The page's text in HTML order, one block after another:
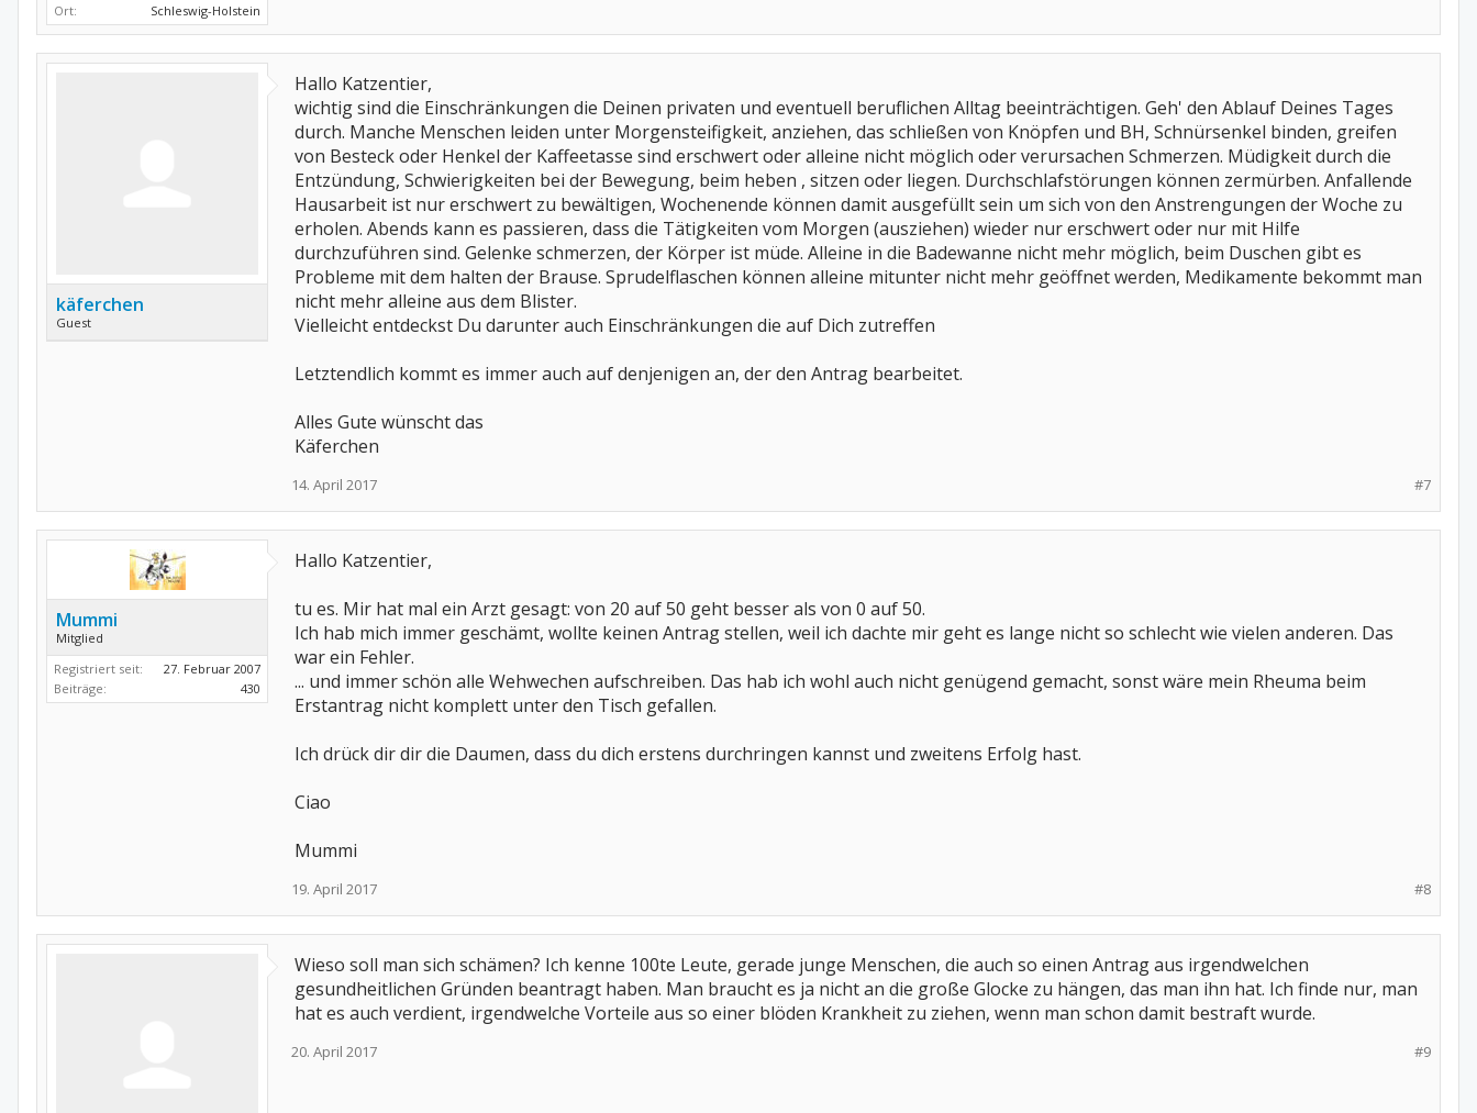
Ort:
Schleswig-Holstein
käferchen
Guest
Hallo Katzentier,
wichtig sind die Einschränkungen die Deinen privaten und eventuell beruflichen Alltag beeinträchtigen. Geh' den Ablauf Deines Tages
durch. Manche Menschen leiden unter Morgensteifigkeit, anziehen, das schließen von Knöpfen und BH, Schnürsenkel binden, greifen
von Besteck oder Henkel der Kaffeetasse sind erschwert oder alleine nicht möglich oder verursachen Schmerzen. Müdigkeit durch die
Entzündung, Schwierigkeiten bei der Bewegung, beim heben , sitzen oder liegen. Durchschlafstörungen können zermürben. Anfallende
Hausarbeit ist nur erschwert zu bewältigen, Wochenende können damit ausgefüllt sein um sich von den Anstrengungen der Woche zu
erholen. Abends kann es passieren, dass die Tätigkeiten vom Morgen (ausziehen) wieder nur erschwert oder nur mit Hilfe
durchzuführen sind. Gelenke schmerzen, der Körper ist müde. Alleine in die Badewanne nicht mehr möglich, beim Duschen gibt es
Probleme mit dem halten der Brause. Sprudelflaschen können alleine mitunter nicht mehr geöffnet werden, Medikamente bekommt man
nicht mehr alleine aus dem Blister.
Vielleicht entdeckst Du darunter auch Einschränkungen die auf Dich zutreffen
Letztendlich kommt es immer auch auf denjenigen an, der den Antrag bearbeitet.
Alles Gute wünscht das
Käferchen
#7
14. April 2017
Mummi
Mitglied
Registriert seit:
27. Februar 2007
Beiträge:
430
Hallo Katzentier,
tu es. Mir hat mal ein Arzt gesagt: von 20 auf 50 geht besser als von 0 auf 50.
Ich hab mich immer geschämt, wollte keinen Antrag stellen, weil ich dachte mir geht es lange nicht so schlecht wie vielen anderen. Das
war ein Fehler.
... und immer schön alle Wehwechen aufschreiben. Das hab ich wohl auch nicht genügend gemacht, sonst wäre mein Rheuma beim
Erstantrag nicht komplett unter den Tisch gefallen.
Ich drück dir dir die Daumen, dass du dich erstens durchringen kannst und zweitens Erfolg hast.
Ciao
Mummi
#8
19. April 2017
Wieso soll man sich schämen? Ich kenne 100te Leute, gerade junge Menschen, die auch so einen Antrag aus irgendwelchen
gesundheitlichen Gründen beantragt haben. Man braucht es ja nicht an die große Glocke zu hängen, das man ihn hat. Ich finde nur, man
hat es auch verdient, irgendwelche Vorteile aus so einer blöden Krankheit zu ziehen, wenn man schon damit bestraft wurde.
#9
20. April 2017